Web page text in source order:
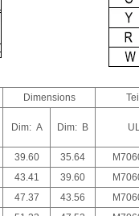
Dimensions
Dim: A Dim: B
39.60 35.64
43.41 39.60
47.37 43.56